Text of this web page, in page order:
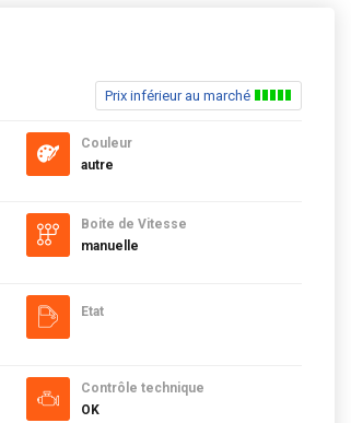
Prix inférieur au marché
Couleur
autre
Boite de Vitesse
manuelle
Etat
Contrôle technique
OK